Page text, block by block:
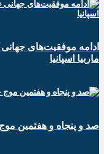
ادامه موفقیت‌های
ماربیا اسپانیا
صد و پنجاه و هفتمین